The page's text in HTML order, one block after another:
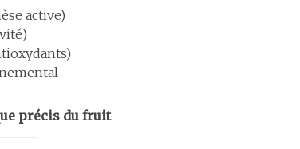
active)
précis du fruit.